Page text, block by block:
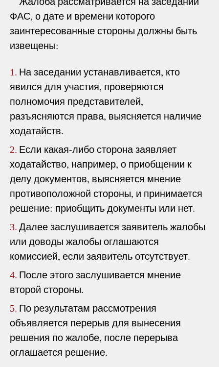
ФАС, о дате и времени которого
заинтересованные стороны должны быть
извещены:
1. На заседании устанавливается, кто
явился для участия, проверяются
полномочия представителей,
разъясняются права, выясняется наличие
ходатайств.
2. Если какая-либо сторона заявляет
ходатайство, например, о приобщении к
делу документов, выясняется мнение
противоположной стороны, и принимается
решение: приобщить документы или нет.
3. Далее заслушивается заявитель жалобы
или доводы жалобы оглашаются
комиссией, если заявитель отсутствует.
4. После этого заслушивается мнение
второй стороны.
5. По результатам рассмотрения
объявляется перерыв для вынесения
решения по жалобе, после перерыва
оглашается решение.